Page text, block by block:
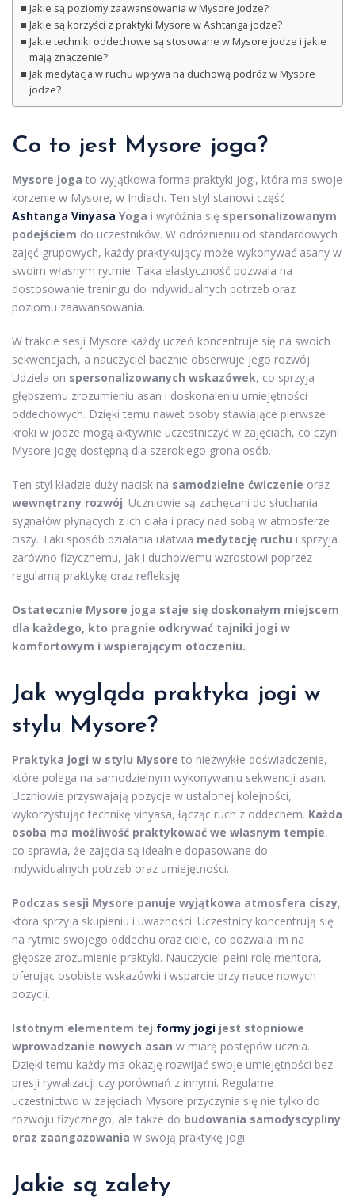
Jakie są poziomy zaawansowania w Mysore jodze?
Jakie są korzyści z praktyki Mysore w Ashtanga jodze?
Jakie techniki oddechowe są stosowane w Mysore jodze i jakie
mają znaczenie?
Jak medytacja w ruchu wpływa na duchową podróż w Mysore
jodze?
Co to jest Mysore joga?
Mysore joga to wyjątkowa forma praktyki jogi, która ma swoje
korzenie w Mysore, w Indiach. Ten styl stanowi część
Ashtanga Vinyasa Yoga i wyróżnia się spersonalizowanym
podejściem do uczestników. W odróżnieniu od standardowych
zajęć grupowych, każdy praktykujący może wykonywać asany w
swoim własnym rytmie. Taka elastyczność pozwala na
dostosowanie treningu do indywidualnych potrzeb oraz
poziomu zaawansowania.
W trakcie sesji Mysore każdy uczeń koncentruje się na swoich
sekwencjach, a nauczyciel bacznie obserwuje jego rozwój.
Udziela on spersonalizowanych wskazówek, co sprzyja
głębszemu zrozumieniu asan i doskonaleniu umiejętności
oddechowych. Dzięki temu nawet osoby stawiające pierwsze
kroki w jodze mogą aktywnie uczestniczyć w zajęciach, co czyni
Mysore jogę dostępną dla szerokiego grona osób.
Ten styl kładzie duży nacisk na samodzielne ćwiczenie oraz
wewnętrzny rozwój. Uczniowie są zachęcani do słuchania
sygnałów płynących z ich ciała i pracy nad sobą w atmosferze
ciszy. Taki sposób działania ułatwia medytację ruchu i sprzyja
zarówno fizycznemu, jak i duchowemu wzrostowi poprzez
regularną praktykę oraz refleksję.
Ostatecznie Mysore joga staje się doskonałym miejscem
dla każdego, kto pragnie odkrywać tajniki jogi w
komfortowym i wspierającym otoczeniu.
Jak wygląda praktyka jogi w
stylu Mysore?
Praktyka jogi w stylu Mysore to niezwykłe doświadczenie,
które polega na samodzielnym wykonywaniu sekwencji asan.
Uczniowie przyswajają pozycje w ustalonej kolejności,
wykorzystując technikę vinyasa, łącząc ruch z oddechem. Każda
osoba ma możliwość praktykować we własnym tempie,
co sprawia, że zajęcia są idealnie dopasowane do
indywidualnych potrzeb oraz umiejętności.
Podczas sesji Mysore panuje wyjątkowa atmosfera ciszy,
która sprzyja skupieniu i uważności. Uczestnicy koncentrują się
na rytmie swojego oddechu oraz ciele, co pozwala im na
głębsze zrozumienie praktyki. Nauczyciel pełni rolę mentora,
oferując osobiste wskazówki i wsparcie przy nauce nowych
pozycji.
Istotnym elementem tej formy jogi jest stopniowe
wprowadzanie nowych asan w miarę postępów ucznia.
Dzięki temu każdy ma okazję rozwijać swoje umiejętności bez
presji rywalizacji czy porównań z innymi. Regularne
uczestnictwo w zajęciach Mysore przyczynia się nie tylko do
rozwoju fizycznego, ale także do budowania samodyscypliny
oraz zaangażowania w swoją praktykę jogi.
Jakie są zalety